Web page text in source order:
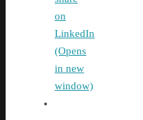
on
LinkedIn
(Opens
in new
window)